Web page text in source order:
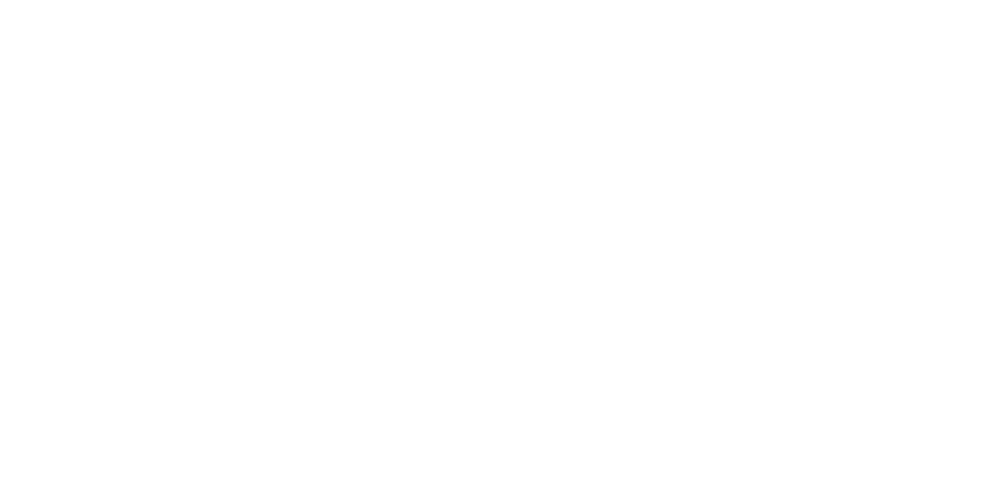
s terasou, 3 restauarece à la carte (talianska, ázijská, stredomorská), hlavný bar, snack bar, pasáž s obchodmi, minimarket,
aj pre deti v doprovode). 2 vonkajšie bazény (slaná voda), vonkajšia vírivka (slaná voda), 2 bary pri bazéne, terasy na slnenie,
župan.
vybavenie)
osušky zadarmo. Do vody odporúčame obuv.